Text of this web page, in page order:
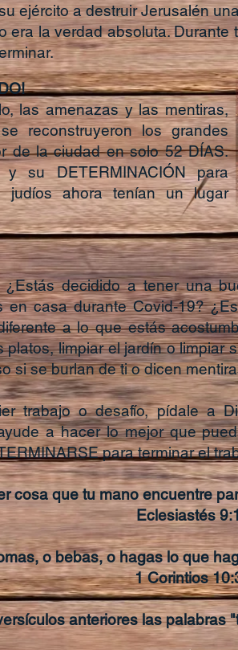
ejército a destruir Jerusalén
era la verdad absoluta.
las amenazas y las mentiras,
reconstruyeron los grandes
de la ciudad en solo 52 DÍAS.
su DETERMINACIÓN para
judíos ahora tenían un lugar
¿Estás decidido a tener una
en casa durante Covid-19?
a lo que estás
platos, limpiar el jardín o
si se burlan de ti o dicen
trabajo o desafío, pídale a
a hacer lo mejor que
para terminar el
cosa que tu mano encuentre
Eclesiastés
o bebas, o hagas lo que
1 Corintios
anteriores las palabras